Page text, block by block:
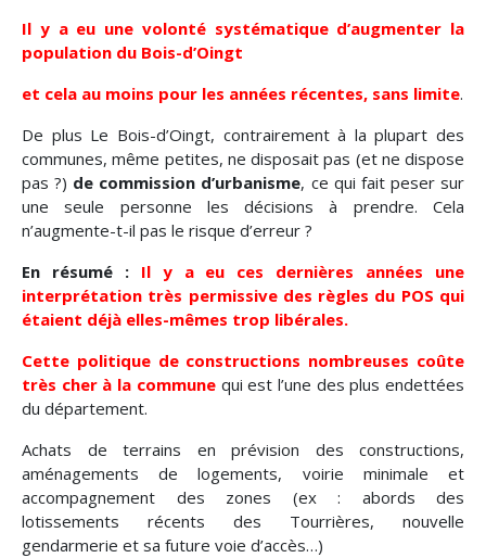
Il y a eu une volonté systématique d’augmenter la
population du Bois-d’Oingt
et cela au moins pour les années récentes, sans limite.
De plus Le Bois-d’Oingt, contrairement à la plupart des
communes, même petites, ne disposait pas (et ne dispose
pas ?) de commission d’urbanisme, ce qui fait peser sur
une seule personne les décisions à prendre. Cela
n’augmente-t-il pas le risque d’erreur ?
En résumé : Il y a eu ces dernières années une
interprétation très permissive des règles du POS qui
étaient déjà elles-mêmes trop libérales.
Cette politique de constructions nombreuses coûte
très cher à la communequi est l’une des plus endettées
du département.
Achats de terrains en prévision des constructions,
aménagements de logements, voirie minimale et
accompagnement des zones (ex : abords des
lotissements récents des Tourrières, nouvelle
gendarmerie et sa future voie d’accès…)